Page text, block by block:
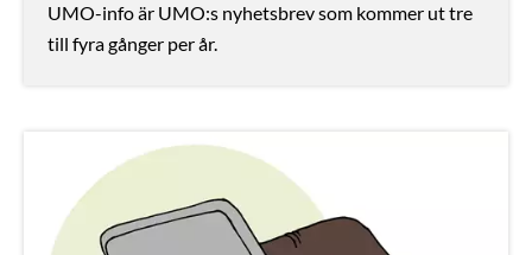
UMO-info är UMO:s nyhetsbrev som kommer ut tre
till fyra gånger per år.